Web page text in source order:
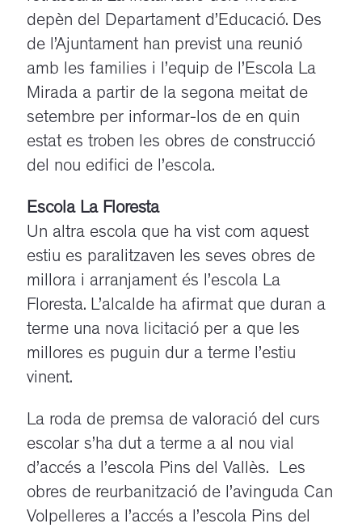
depèn del Departament d’Educació. Des
de l’Ajuntament han previst una reunió
amb les families i l’equip de l’Escola La
Mirada a partir de la segona meitat de
setembre per informar-los de en quin
estat es troben les obres de construcció
del nou edifici de l’escola.
Escola La Floresta
Un altra escola que ha vist com aquest
estiu es paralitzaven les seves obres de
millora i arranjament és l’escola La
Floresta. L’alcalde ha afirmat que duran a
terme una nova licitació per a que les
millores es puguin dur a terme l’estiu
vinent.
La roda de premsa de valoració del curs
escolar s’ha dut a terme a al nou vial
d’accés a l’escola Pins del Vallès. Les
obres de reurbanització de l’avinguda Can
Volpelleres a l’accés a l’escola Pins del